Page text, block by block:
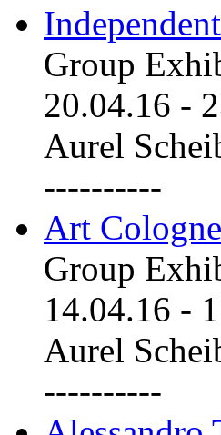
Group
20.04.16 -
Aurel
----------
Art
Group
14.04.16 -
Aurel
----------